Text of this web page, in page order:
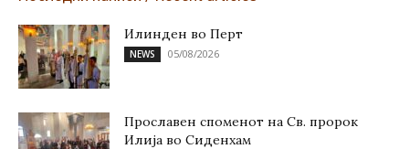
Илинден во Перт
NEWS 05/08/2026
Прославен споменот на Св. пророк
Илија во Сиденхам